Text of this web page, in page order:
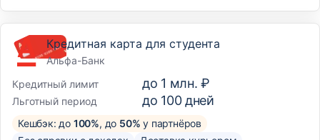
Кредитная карта для студента
Альфа-Банк
Кредитный лимит
до 1 млн. ₽
Льготный период до 100дней
Кешбэк: до 100%, до 50% у партнёров